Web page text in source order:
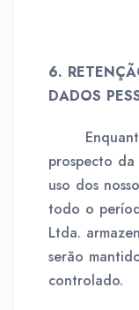
6.
DADOS
Enquanto
prospecto
uso dos
todo o
Ltda.
serão
controlado.